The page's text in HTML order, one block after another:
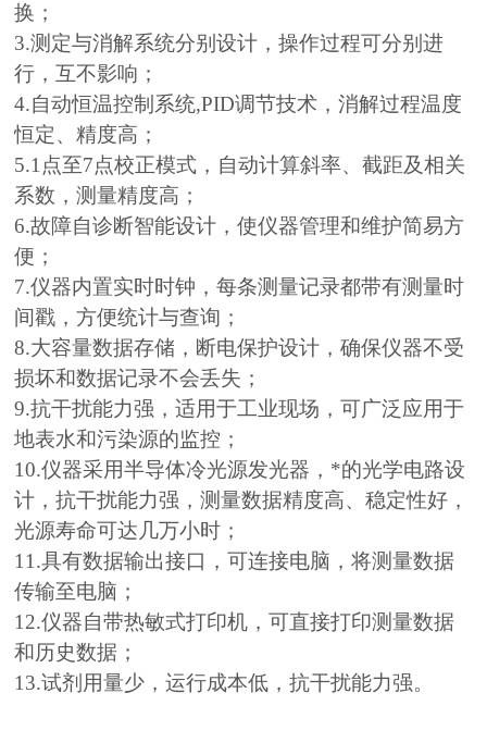
换；
3.测定与消解系统分别设计，操作过程可分别进
行，互不影响；
4.自动恒温控制系统,PID调节技术，消解过程温度
恒定、精度高；
5.1点至7点校正模式，自动计算斜率、截距及相关
系数，测量精度高；
6.故障自诊断智能设计，使仪器管理和维护简易方
便；
7.仪器内置实时时钟，每条测量记录都带有测量时
间戳，方便统计与查询；
8.大容量数据存储，断电保护设计，确保仪器不受
损坏和数据记录不会丢失；
9.抗干扰能力强，适用于工业现场，可广泛应用于
地表水和污染源的监控；
10.仪器采用半导体冷光源发光器，*的光学电路设
计，抗干扰能力强，测量数据精度高、稳定性好，
光源寿命可达几万小时；
11.具有数据输出接口，可连接电脑，将测量数据
传输至电脑；
12.仪器自带热敏式打印机，可直接打印测量数据
和历史数据；
13.试剂用量少，运行成本低，抗干扰能力强。